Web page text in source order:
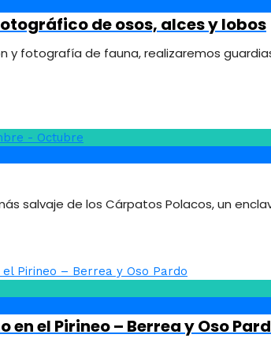
de osos, alces y lobos
y fotografía de fauna, realizaremos
- Octubre
salvaje de los Cárpatos Polacos, un
en el Pirineo – Berrea y Oso